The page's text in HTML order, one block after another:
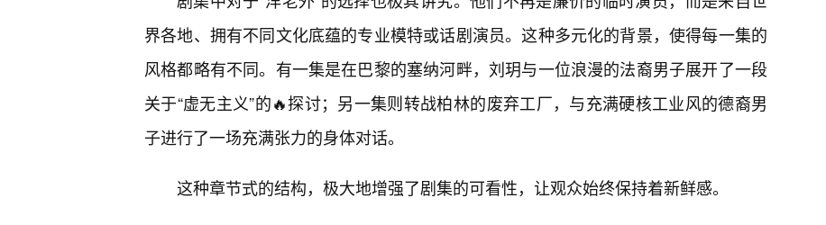
界各地、拥有不同文化底蕴的专业模特或话剧演员。这种多元化的背景，使得每一集的
风格都略有不同。有一集是在巴黎的塞纳河畔，刘玥与一位浪漫的法裔男子展开了一段
关于“虚无主义”的🔥探讨；另一集则转战柏林的废弃工厂，与充满硬核工业风的德裔男
子进行了一场充满张力的身体对话。
这种章节式的结构，极大地增强了剧集的可看性，让观众始终保持着新鲜感。